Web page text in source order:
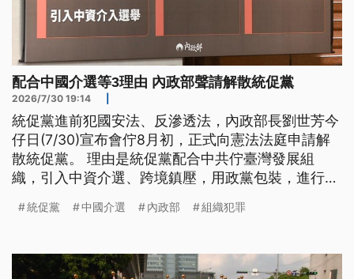
配合中國介選等3理由 內政部聲請解散統促黨
2026/7/30 19:14
統促黨進前犯國安法、反滲透法，內政部長劉世芳今
仔日(7/30)宣布會佇8月初，正式向憲法法庭申請解
散統促黨。 理由是統促黨配合中共佇臺灣發展組
織，引入中資介選、跨境鎮壓，用政黨包裝，進行組
（新聞標題、導言為台語文）
統促黨 中國介選 內政部 組織犯罪